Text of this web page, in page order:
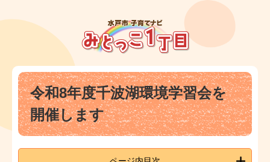
ー
ニ
本
文 令和8年度千波湖環境学習会を
開催します